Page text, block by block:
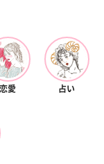
恋愛 占い